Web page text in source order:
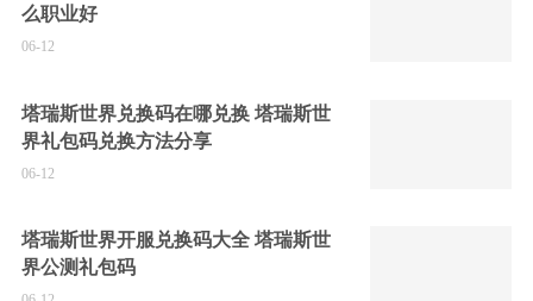
么职业好
06-12
塔瑞斯世界兑换码在哪兑换 塔瑞斯世
界礼包码兑换方法分享
06-12
塔瑞斯世界开服兑换码大全 塔瑞斯世
界公测礼包码